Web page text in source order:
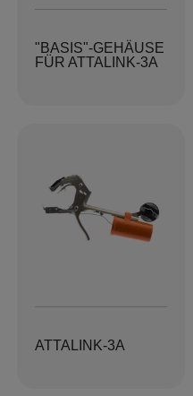
"BASIS"-GEHÄUSE
FÜR ATTALINK-3A
ATTALINK-3A